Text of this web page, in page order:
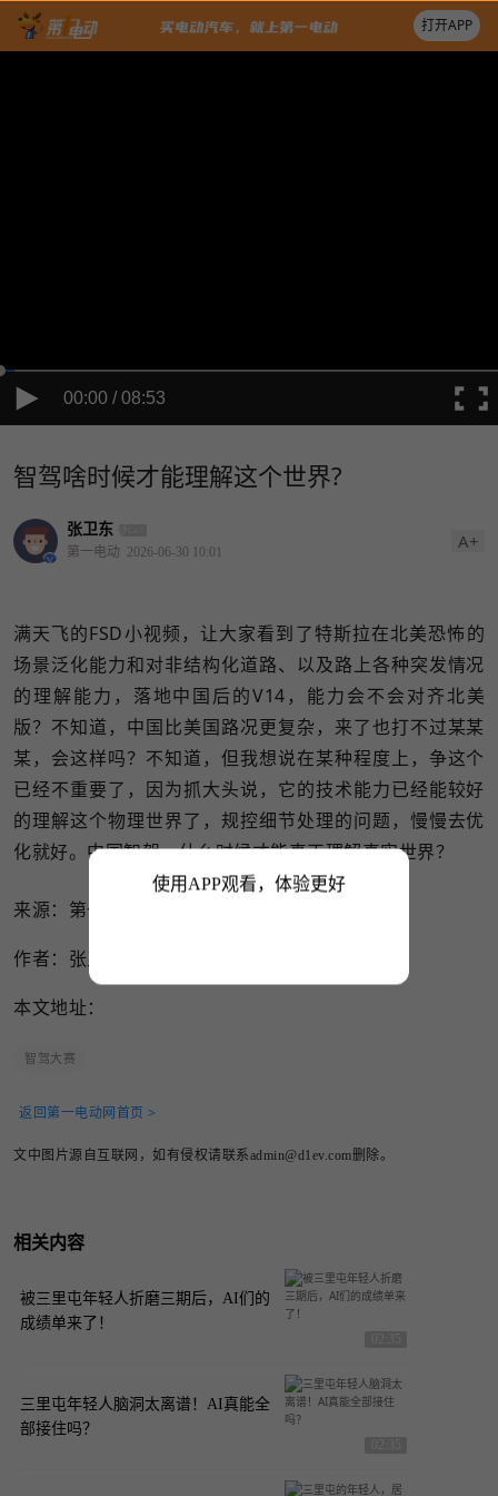
打开APP
00:00 / 08:53
智驾啥时候才能理解这个世界?
张卫东
第一电动 2026-06-30 10:01 A+
满天飞的FSD小视频，让大家看到了特斯拉在北美恐怖的
场景泛化能力和对非结构化道路、以及路上各种突发情况
的理解能力，落地中国后的V14，能力会不会对齐北美
版？不知道，中国比美国路况更复杂，来了也打不过某某
某，会这样吗？不知道，但我想说在某种程度上，争这个
已经不重要了，因为抓大头说，它的技术能力已经能较好
的理解这个物理世界了，规控细节处理的问题，慢慢去优
化就好。中国智驾，什么时候才能真正理解真实世界？
来源：第一电动网
作者：张卫东
本文地址：
智驾大赛
返回第一电动网首页 >
文中图片源自互联网，如有侵权请联系admin@d1ev.com删除。
相关内容
被三里屯年轻人折磨三期后，AI们的
成绩单来了！
三里屯年轻人脑洞太离谱！AI真能全
部接住吗？
使用APP观看，体验更好